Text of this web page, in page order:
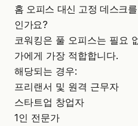
홈 오피스 대신 고정 데스크
인가요?
코워킹은 풀 오피스는 필요
가에게 가장 적합합니다.
해당되는 경우:
프리랜서 및 원격 근무자
스타트업 창업자
1인 전문가